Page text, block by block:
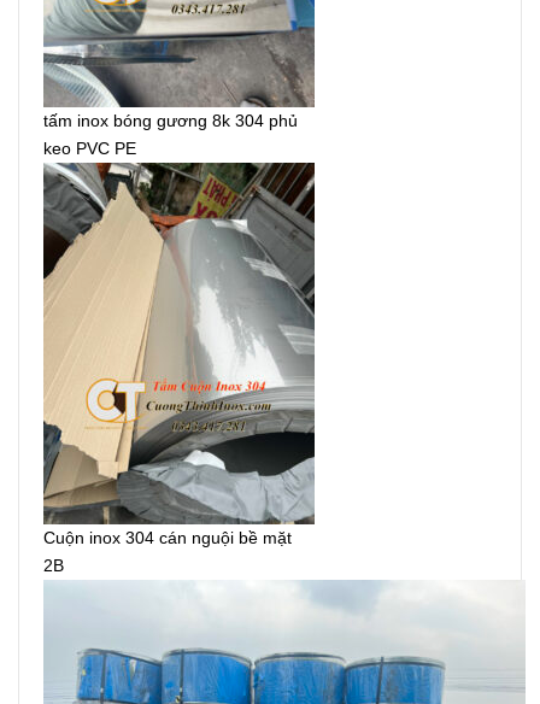
tấm inox bóng gương 8k 304 phủ
keo PVC PE
Cuộn inox 304 cán nguội bề mặt
2B